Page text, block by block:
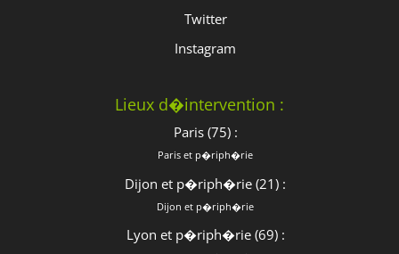
Twitter
Instagram
Lieux d�intervention :
Paris (75) :
Paris et p�riph�rie
Dijon et p�riph�rie (21) :
Dijon et p�riph�rie
Lyon et p�riph�rie (69) :